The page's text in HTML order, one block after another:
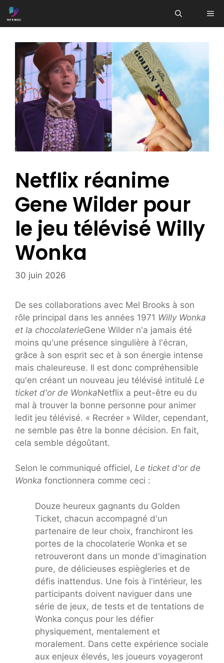
Aller
au
Netflix réanime
Gene Wilder pour
le jeu télévisé Willy
Wonka
30 juin 2026
De ses collaborations avec Mel Brooks à son
rôle principal dans les années 1971 Willy Wonka
et la chocolaterieGene Wilder n'a jamais été
moins qu'une présence singulière à l'écran,
grâce à son esprit sec et à son énergie intense
mais chaleureuse. Il est donc compréhensible
qu'en créant un nouveau jeu télévisé intitulé Le
ticket d'or de WonkaNetflix a peut-être eu du
mal à trouver la bonne personne pour animer
ledit jeu télévisé. « Recréer » Wilder, cependant,
ne semble pas être la bonne décision. En fait,
cela semble dégoûtant.
Selon le communiqué officiel, Le ticket d'or de
Wonka fonctionnera comme ceci :
Douze heureux gagnants du Golden
Ticket, chacun accompagné d'un
partenaire de leur choix, franchiront les
portes de la chocolaterie Wonka et se
retrouveront dans un monde d'imagination
pure, de délicieuses espiègleries et de
défis inattendus. Une fois à l'intérieur, les
participants doivent naviguer dans une
série de jeux, de tests et de tentations de
Wonka conçus pour les défier
physiquement, mentalement et
moralement. Dans cette expérience sociale
aux enjeux élevés, les joueurs voyageront